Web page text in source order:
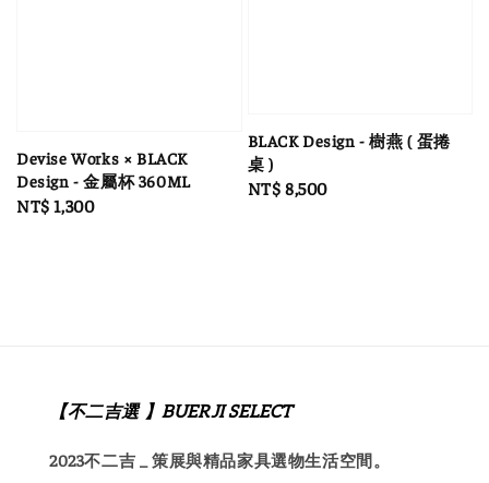
Devise Works × BLACK
Design - 金屬杯 360ML
Regular
NT$ 1,300
BLACK Design - 樹燕 ( 蛋捲
桌 )
Regular
NT$ 8,500
【不二吉選 】BUERJI SELECT
2023不二吉 _ 策展與精品家具選物生活空間。